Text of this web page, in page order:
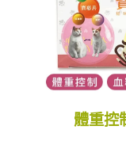
體重控